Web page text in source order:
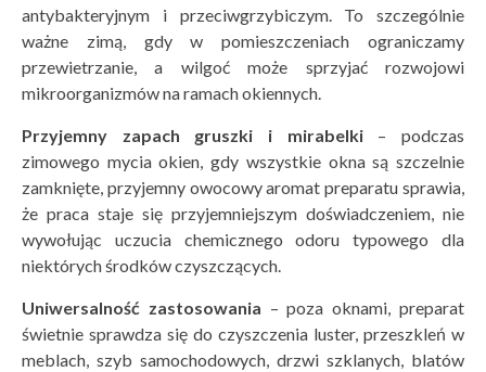
antybakteryjnym i przeciwgrzybiczym. To szczególnie
ważne zimą, gdy w pomieszczeniach ograniczamy
przewietrzanie, a wilgoć może sprzyjać rozwojowi
mikroorganizmów na ramach okiennych.
Przyjemny zapach gruszki i mirabelki– podczas
zimowego mycia okien, gdy wszystkie okna są szczelnie
zamknięte, przyjemny owocowy aromat preparatu sprawia,
że praca staje się przyjemniejszym doświadczeniem, nie
wywołując uczucia chemicznego odoru typowego dla
niektórych środków czyszczących.
Uniwersalność zastosowania – poza oknami, preparat
świetnie sprawdza się do czyszczenia luster, przeszkleń w
meblach, szyb samochodowych, drzwi szklanych, blatów